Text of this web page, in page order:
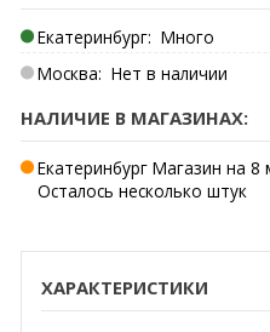
Екатеринбург: Много
Москва: Нет в наличии
НАЛИЧИЕ В МАГАЗИНАХ:
Екатеринбург Магазин на 8
Осталось несколько штук
ХАРАКТЕРИСТИКИ